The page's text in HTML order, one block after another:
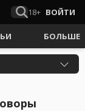
18+ ВОЙТИ
БОЛЬШЕ